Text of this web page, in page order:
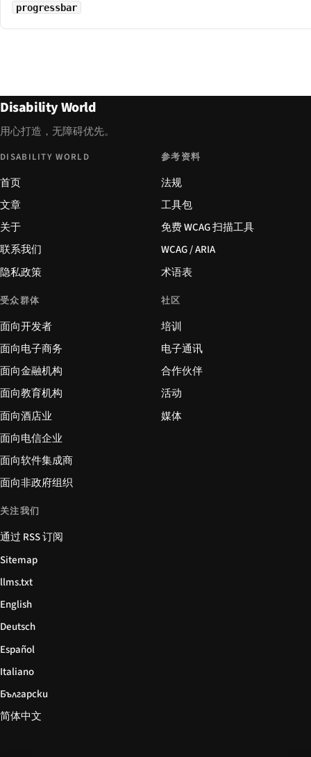
progressbar
Disability World
用心打造，无障碍优先。
DISABILITY WORLD
首页
文章
关于
联系我们
隐私政策
参考资料
法规
工具包
免费 WCAG 扫描工具
WCAG / ARIA
术语表
受众群体
面向开发者
面向电子商务
面向金融机构
面向教育机构
面向酒店业
面向电信企业
面向软件集成商
面向非政府组织
社区
培训
电子通讯
合作伙伴
活动
媒体
关注我们
通过 RSS 订阅
Sitemap
llms.txt
English
Deutsch
Español
Italiano
Български
简体中文